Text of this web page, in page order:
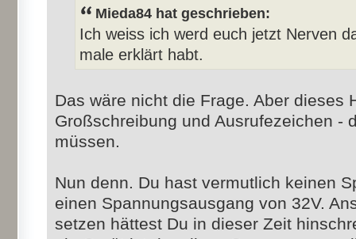
Mieda84 hat geschrieben:
Ich weiss ich werd euch jetzt Nerven
male erklärt habt.
Das wäre nicht die Frage. Aber dieses
Großschreibung und Ausrufezeichen -
müssen.
Nun denn. Du hast vermutlich keinen
einen Spannungsausgang von 32V.
setzen hättest Du in dieser Zeit